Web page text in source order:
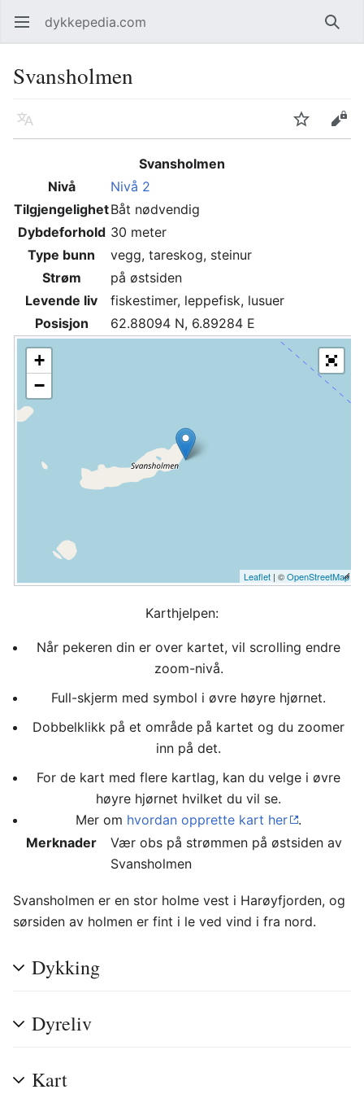
Åpne hovedmenyen dykkepedia.com Søk
Svansholmen
Språk Overvåk Rediger
Svansholmen
Nivå
Nivå 2
TilgjengelighetBåt nødvendig
Dybdeforhold 30 meter
Type bunn
vegg, tareskog, steinur
Strøm
på østsiden
Levende liv
fiskestimer, leppefisk, lusuer
Posisjon
62.88094 N, 6.89284 E
+
−
Leaflet | ©OpenStreetMap
Karthjelpen:
Når pekeren din er over kartet, vil scrolling endre
zoom-nivå.
Full-skjerm med symbol i øvre høyre hjørnet.
Dobbelklikk på et område på kartet og du zoomer
inn på det.
For de kart med flere kartlag, kan du velge i øvre
høyre hjørnet hvilket du vil se.
Mer om hvordan opprette kart her
.
Merknader
Vær obs på strømmen på østsiden av
Svansholmen
Svansholmen er en stor holme vest i Harøyfjorden, og
sørsiden av holmen er fint i le ved vind i fra nord.
Dykking
Dyreliv
Kart